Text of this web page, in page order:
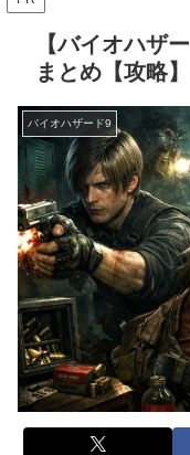
【バイオハザ
まとめ【攻略】
バイオハザード9